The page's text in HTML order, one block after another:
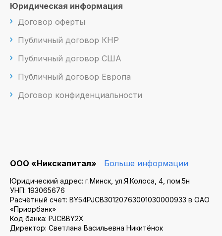
Юридическая информация
Договор оферты
Публичный договор КНР
Публичный договор США
Публичный договор Европа
Договор конфиденциальности
ООО «Никскапитал» Больше информации
Юридический адрес: г.Минск, ул.Я.Колоса, 4, пом.5н
УНП: 193065676
Расчётный счет: BY54PJCB30120763001030000933 в ОАО
«Приорбанк»
Код банка: PJCBBY2X
Директор: Светлана Васильевна Никитёнок